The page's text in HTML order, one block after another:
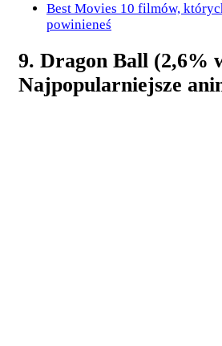
Best Movies 10 filmów,
powinieneś
9. Dragon Ball (2,6%
Najpopularniejsze